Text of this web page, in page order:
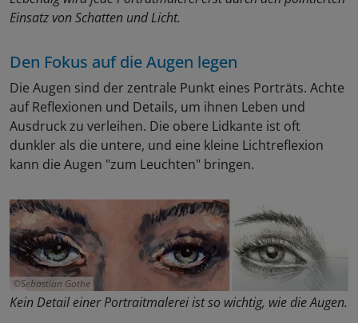
Einsatz von Schatten und Licht.
Den Fokus auf die Augen legen
Die Augen sind der zentrale Punkt eines Porträts. Achte
auf Reflexionen und Details, um ihnen Leben und
Ausdruck zu verleihen. Die obere Lidkante ist oft
dunkler als die untere, und eine kleine Lichtreflexion
kann die Augen "zum Leuchten" bringen.
Sebastian Gothe
Kein Detail einer Portraitmalerei ist so wichtig, wie die Augen.